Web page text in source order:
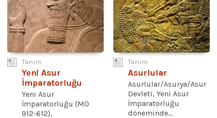
Tanım
Yeni Asur
İmparatorluğu
Yeni Asur
İmparatorluğu (MÖ
912-612),
Tanım
Asurlular
Asurlular/Asurya/Asur
Devleti, Yeni Asur
İmparatorluğu
döneminde...